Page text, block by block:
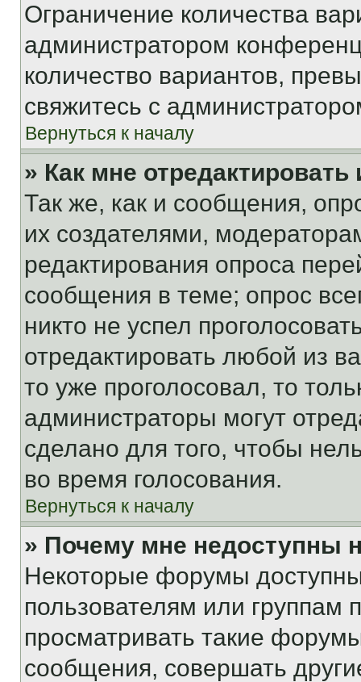
Ограничение количества
администратором
количество вариантов,
свяжитесь с
Вернуться к началу
» Как мне
Так же, как и сообщения,
их создателями,
редактирования опроса
сообщения в теме; опрос
никто не успел
отредактировать любой из
то уже проголосовал, то
администраторы могут
сделано для того, чтобы
во время голосования.
Вернуться к началу
» Почему мне недоступны
Некоторые форумы
пользователям или группам
просматривать такие
сообщения, совершать